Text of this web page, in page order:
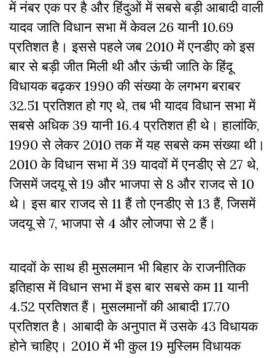
में नंबर एक पर है और हिंदुओं में सबसे बड़ी आबादी वाली
यादव जाति विधान सभा में केवल 26 यानी 10.69
प्रतिशत है। इससे पहले जब 2010 में एनडीए को इस
बार से बड़ी जीत मिली थी और ऊंची जाति के हिंदू
विधायक बढ़कर 1990 की संख्या के लगभग बराबर
32.51 प्रतिशत हो गए थे, तब भी यादव विधान सभा में
सबसे अधिक 39 यानी 16.4 प्रतिशत ही थे। हालांकि,
1990 से लेकर 2010 तक में यह सबसे कम संख्या थी।
2010 के विधान सभा में 39 यादवों में एनडीए से 27 थे,
जिसमें जदयू से 19 और भाजपा से 8 और राजद से 10
थे। इस बार राजद से 11 हैं तो एनडीए से 13 हैं, जिसमें
जदयू से 7, भाजपा से 4 और लोजपा से 2 हैं।
यादवों के साथ ही मुसलमान भी बिहार के राजनीतिक
इतिहास में विधान सभा में इस बार सबसे कम 11 यानी
4.52 प्रतिशत हैं। मुसलमानों की आबादी 17.70
प्रतिशत है। आबादी के अनुपात में उसके 43 विधायक
होने चाहिए। 2010 में भी कुल 19 मुस्लिम विधायक